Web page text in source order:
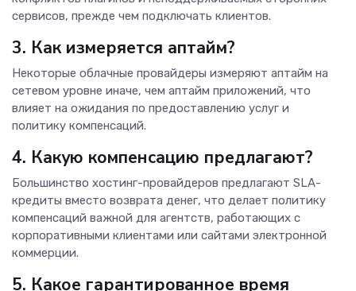
сервисов, прежде чем подключать клиентов.
3. Как измеряется аптайм?
Некоторые облачные провайдеры измеряют аптайм на
сетевом уровне иначе, чем аптайм приложений, что
влияет на ожидания по предоставлению услуг и
политику компенсаций.
4. Какую компенсацию предлагают?
Большинство хостинг-провайдеров предлагают SLA-
кредиты вместо возврата денег, что делает политику
компенсаций важной для агентств, работающих с
корпоративными клиентами или сайтами электронной
коммерции.
5. Какое гарантированное время